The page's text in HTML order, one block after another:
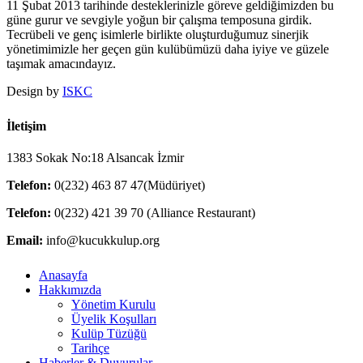
11 Şubat 2013 tarihinde desteklerinizle göreve geldiğimizden bu
güne gurur ve sevgiyle yoğun bir çalışma temposuna girdik.
Tecrübeli ve genç isimlerle birlikte oluşturduğumuz sinerjik
yönetimimizle her geçen gün kulübümüzü daha iyiye ve güzele
taşımak amacındayız.
Design by ISKC
İletişim
1383 Sokak No:18 Alsancak İzmir
Telefon: 0(232) 463 87 47(Müdüriyet)
Telefon: 0(232) 421 39 70 (Alliance Restaurant)
Email: info@kucukkulup.org
Close
Menu
Anasayfa
Hakkımızda
Yönetim Kurulu
Üyelik Koşulları
Kulüp Tüzüğü
Tarihçe